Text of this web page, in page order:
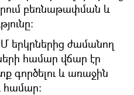
բեռնաթափման և
երկրներից ժամանող
համար վճար էր
գործելու և առաջին
համար։